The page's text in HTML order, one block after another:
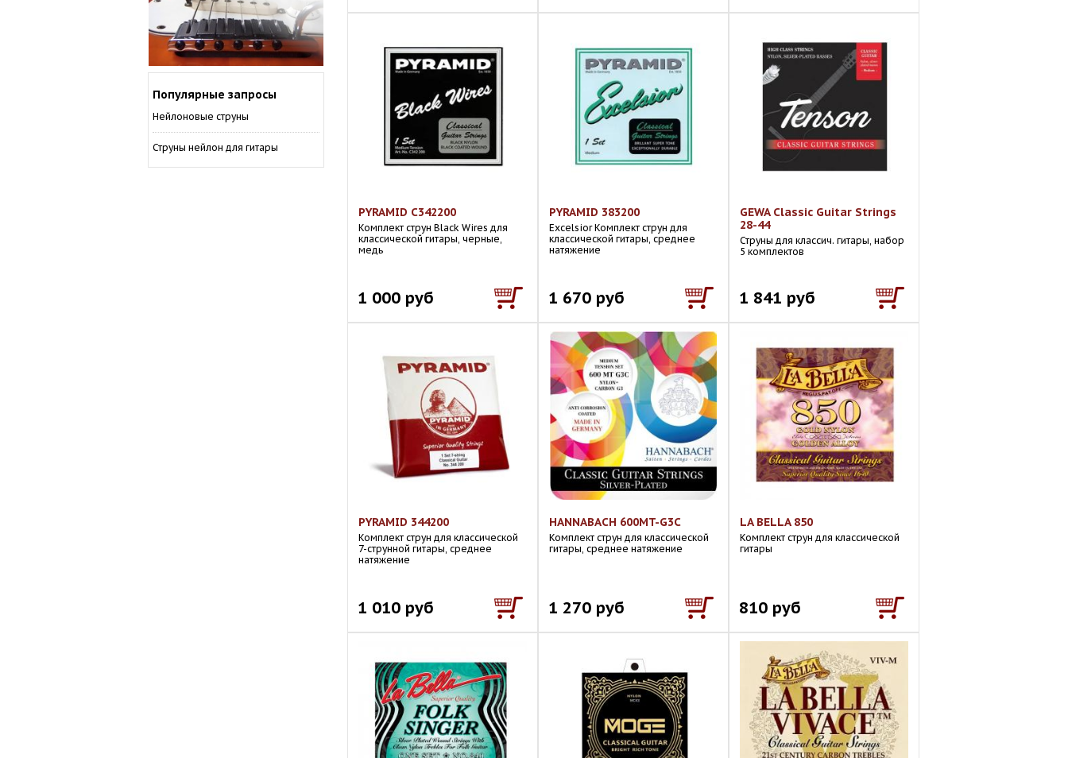
Популярные запросы
Нейлоновые струны
Струны нейлон для гитары
PYRAMID C342200
Комплект струн Black Wires для
классической гитары, черные,
медь
1 000 руб
PYRAMID 383200
Excelsior Комплект струн для
классической гитары, среднее
натяжение
1 670 руб
GEWA Classic Guitar Strings
28-44
Струны для классич. гитары, набор
5 комплектов
1 841 руб
PYRAMID 344200
Комплект струн для классической
7-струнной гитары, среднее
натяжение
1 010 руб
HANNABACH 600MT-G3C
Комплект струн для классической
гитары, среднее натяжение
1 270 руб
LA BELLA 850
Комплект струн для классической
гитары
810 руб